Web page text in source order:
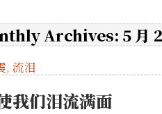
Archives: 5 月
, 流泪
我们泪流满面